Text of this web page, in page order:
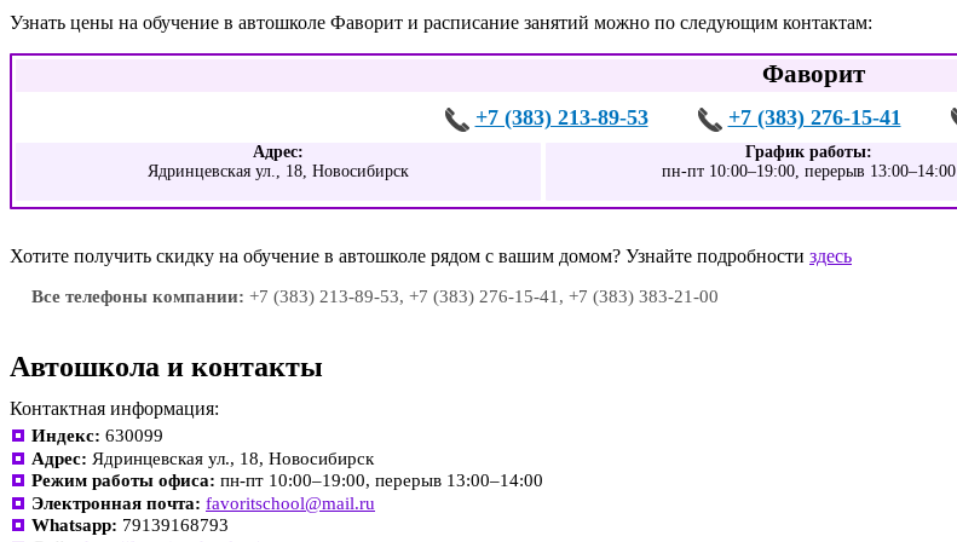
Узнать цены на обучение в автошколе Фаворит и расписание занятий можно по следующим контактам:
Фаворит
+7 (383) 213-89-53 +7 (383) 276-15-41
Адрес:
Ядринцевская ул., 18, Новосибирск
График работы:
пн-пт 10:00–19:00, перерыв 13:00–14:00
Хотите получить скидку на обучение в автошколе рядом с вашим домом? Узнайте подробности здесь
Все телефоны компании: +7 (383) 213-89-53, +7 (383) 276-15-41, +7 (383) 383-21-00
Автошкола и контакты
Контактная информация:
Индекс: 630099
Адрес: Ядринцевская ул., 18, Новосибирск
Режим работы офиса: пн-пт 10:00–19:00, перерыв 13:00–14:00
Электронная почта: favoritschool@mail.ru
Whatsapp: 79139168793